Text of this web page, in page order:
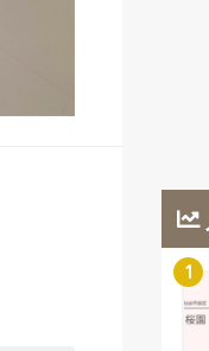
1